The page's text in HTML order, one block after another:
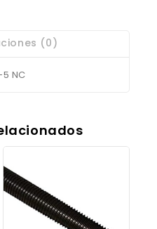
(0)
5 NC